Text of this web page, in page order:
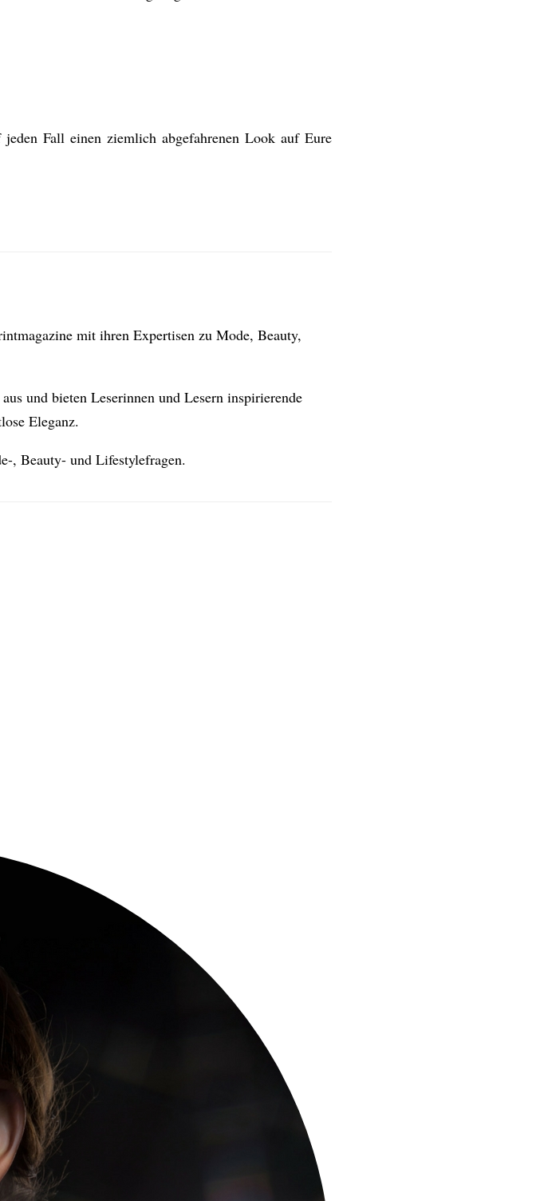
Fall einen ziemlich abgefahrenen Look auf Eure
mit ihren Expertisen zu Mode, Beauty,
und bieten Leserinnen und Lesern inspirierende
Eleganz.
, Beauty- und Lifestylefragen.